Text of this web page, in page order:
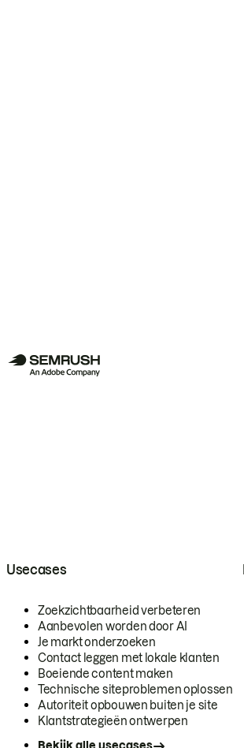
Usecases
Zoekzichtbaarheid verbeteren
Aanbevolen worden door AI
Je markt onderzoeken
Contact leggen met lokale klanten
Boeiende content maken
Technische siteproblemen oplossen
Autoriteit opbouwen buiten je site
Klantstrategieën ontwerpen